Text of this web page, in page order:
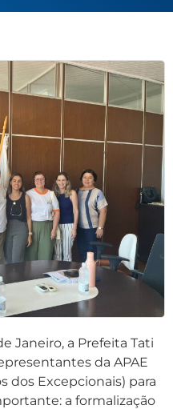
Janeiro, a Prefeita Tati
da APAE
dos Excepcionais) para
a formalização